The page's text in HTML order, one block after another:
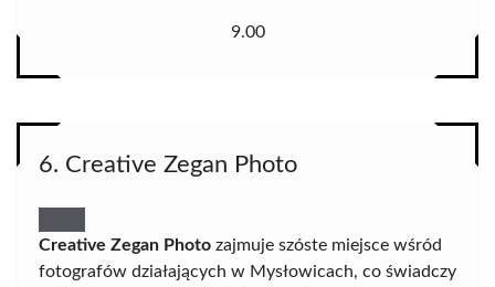
9.00
6. Creative Zegan Photo
Creative Zegan Photo zajmuje szóste miejsce wśród
fotografów działających w Mysłowicach, co świadczy